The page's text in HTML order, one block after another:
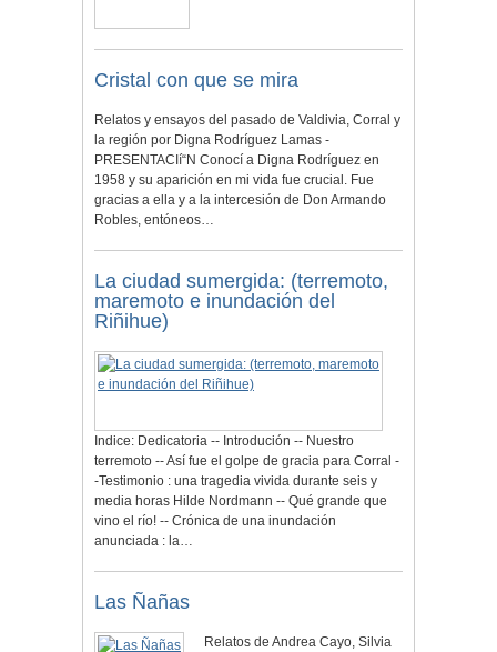
Cristal con que se mira
Relatos y ensayos del pasado de Valdivia, Corral y
la región por Digna Rodríguez Lamas -
PRESENTACIí“N Conocí a Digna Rodríguez en
1958 y su aparición en mi vida fue crucial. Fue
gracias a ella y a la intercesión de Don Armando
Robles, entóneos…
La ciudad sumergida: (terremoto,
maremoto e inundación del
Riñihue)
Indice: Dedicatoria -- Introdución -- Nuestro
terremoto -- Así fue el golpe de gracia para Corral -
-Testimonio : una tragedia vivida durante seis y
media horas Hilde Nordmann -- Qué grande que
vino el río! -- Crónica de una inundación
anunciada : la…
Las Ñañas
Relatos de Andrea Cayo, Silvia